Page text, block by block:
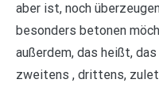
aber ist, noch
besonders betonen
außerdem, das heißt,
zweitens , drittens,